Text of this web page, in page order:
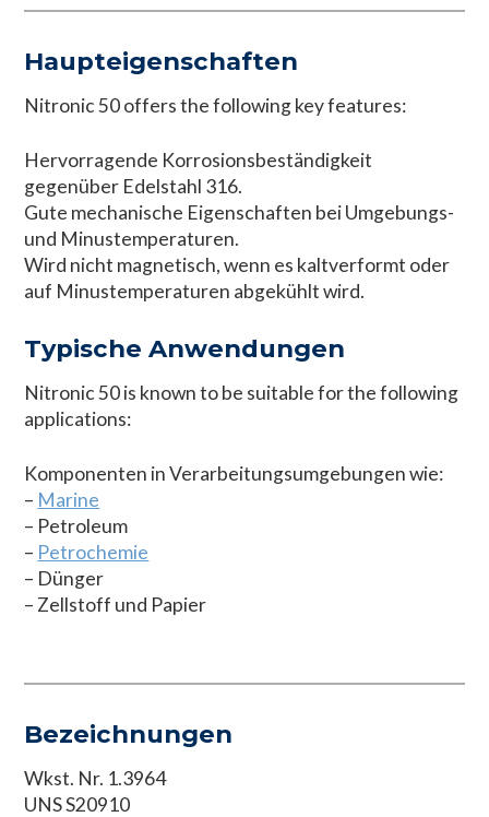
Haupteigenschaften
Nitronic 50 offers the following key features:
Hervorragende Korrosionsbeständigkeit
gegenüber Edelstahl 316.
Gute mechanische Eigenschaften bei Umgebungs-
und Minustemperaturen.
Wird nicht magnetisch, wenn es kaltverformt oder
auf Minustemperaturen abgekühlt wird.
Typische Anwendungen
Nitronic 50 is known to be suitable for the following
applications:
Komponenten in Verarbeitungsumgebungen wie:
– Marine
– Petroleum
– Petrochemie
– Dünger
– Zellstoff und Papier
Bezeichnungen
Wkst. Nr. 1.3964
UNS S20910